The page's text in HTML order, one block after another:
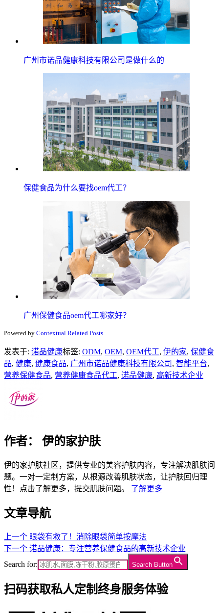
广州市诺品健康科技有限公司是做什么的
保健食品为什么要找oem代工？
广州保健食品oem代工哪家好？
Powered by Contextual Related Posts
发表于: 诺品健康标签: ODM, OEM, OEM代工, 伊的家, 保健食
品, 健康, 健康食品, 广州市诺品健康科技有限公司 , 智能平台,
营养保健食品, 营养健康食品代工, 诺品健康, 高新技术企业
作者： 伊的家护肤
伊的家护肤社区，提供专业的美容护肤内容，专注解决肌肤问
题。一对一定制方案，从根源改善肌肤状态，让护肤回归理
性！点击了解更多，提交肌肤问题。 了解更多
文章导航
上一个 眼袋有救了！消除眼袋简单按摩法
下一个 诺品健康：专注营养保健食品的高新技术企业
Search for:
Search Button
扫码获取私人定制终身服务体验